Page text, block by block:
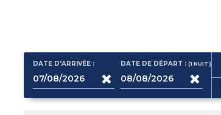
DATE D'ARRIVÉE : DATE DE DÉPART :(1NUIT )